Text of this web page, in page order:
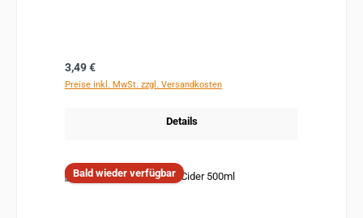
Regulärer Preis:
3,49 €
Preise inkl. MwSt. zzgl. Versandkosten
Details
Bald wieder verfügbar